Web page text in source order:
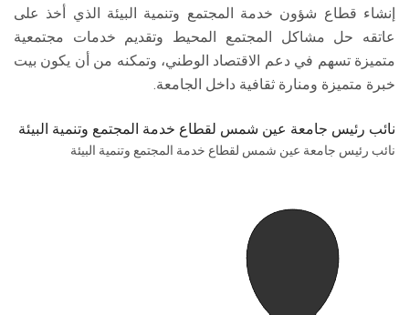
إنشاء قطاع شؤون خدمة المجتمع وتنمية البيئة الذي أخذ على
عاتقه حل مشاكل المجتمع المحيط وتقديم خدمات مجتمعية
متميزة تسهم في دعم الاقتصاد الوطني، وتمكنه من أن يكون بيت
خبرة متميزة ومنارة ثقافية داخل الجامعة.
نائب رئيس جامعة عين شمس لقطاع خدمة المجتمع وتنمية البيئة
نائب رئيس جامعة عين شمس لقطاع خدمة المجتمع وتنمية البيئة